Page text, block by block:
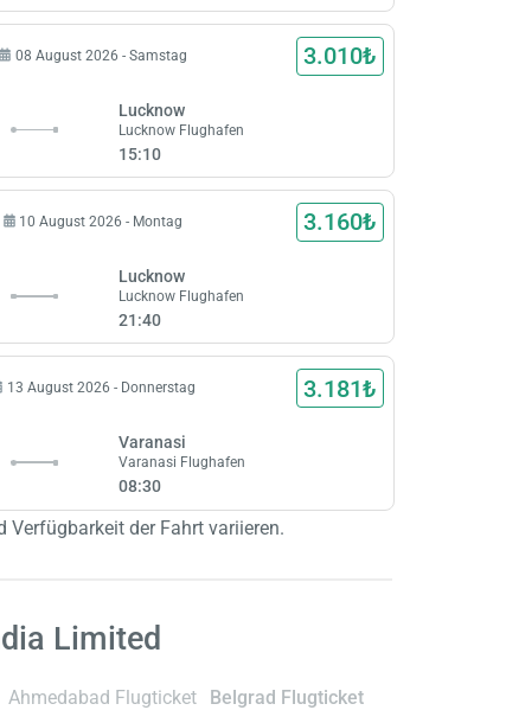
08 August 2026 - Samstag 3.010₺
Lucknow
Lucknow Flughafen
15:10
10 August 2026 - Montag 3.160₺
Lucknow
Lucknow Flughafen
21:40
13 August 2026 - Donnerstag 3.181₺
Varanasi
Varanasi Flughafen
08:30
Verfügbarkeit der Fahrt variieren.
Limited
Ahmedabad Flugticket
Belgrad Flugticket